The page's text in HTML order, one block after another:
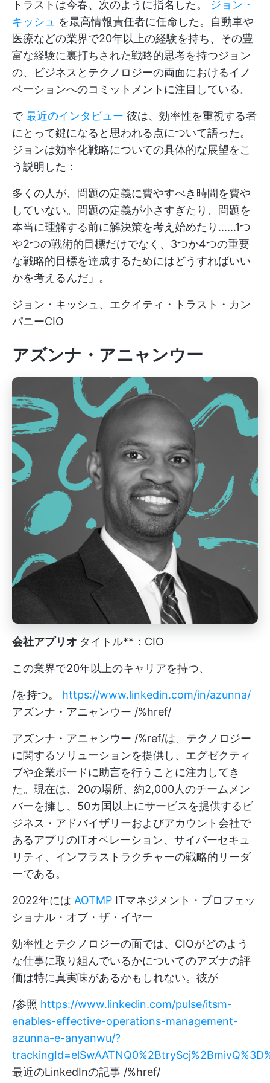
トラストは今春、次のように指名した。 ジョン・
キッシュ を最高情報責任者に任命した。自動車や
医療などの業界で20年以上の経験を持ち、その豊
富な経験に裏打ちされた戦略的思考を持つジョン
の、ビジネスとテクノロジーの両面におけるイノ
ベーションへのコミットメントに注目している。
で最近のインタビュー 彼は、効率性を重視する者
にとって鍵になると思われる点について語った。
ジョンは効率化戦略についての具体的な展望をこ
う説明した：
多くの人が、問題の定義に費やすべき時間を費や
していない。問題の定義が小さすぎたり、問題を
本当に理解する前に解決策を考え始めたり......1つ
や2つの戦術的目標だけでなく、3つか4つの重要
な戦略的目標を達成するためにはどうすればいい
かを考えるんだ」。
ジョン・キッシュ、エクイティ・トラスト・カン
パニーCIO
アズンナ・アニャンウー
会社アプリオ タイトル**：CIO
この業界で20年以上のキャリアを持つ、
/を持つ。 https://www.linkedin.com/in/azunna/
アズンナ・アニャンウー /%href/
アズンナ・アニャンウー /%ref/は、テクノロジー
に関するソリューションを提供し、エグゼクティ
ブや企業ボードに助言を行うことに注力してき
た。現在は、20の場所、約2,000人のチームメン
バーを擁し、50カ国以上にサービスを提供するビ
ジネス・アドバイザリーおよびアカウント会社で
あるアプリのITオペレーション、サイバーセキュ
リティ、インフラストラクチャーの戦略的リーダ
ーである。
2022年には AOTMP ITマネジメント・プロフェッ
ショナル・オブ・ザ・イヤー
効率性とテクノロジーの面では、CIOがどのよう
な仕事に取り組んでいるかについてのアズナの評
価は特に真実味があるかもしれない。彼が
/参照 https://www.linkedin.com/pulse/itsm-
enables-effective-operations-management-
azunna-e-anyanwu/?
最近のLinkedInの記事 /%href/